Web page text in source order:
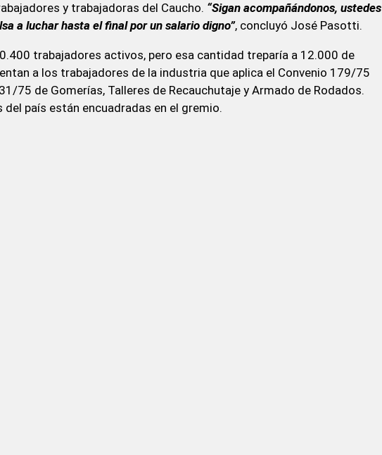
y trabajadoras del Caucho. “Sigan acompañándonos, ustedes
a luchar hasta el final por un salario digno”, concluyó José Pasotti.
trabajadores activos, pero esa cantidad treparía a 12.000 de
a los trabajadores de la industria que aplica el Convenio 179/75
75 de Gomerías, Talleres de Recauchutaje y Armado de Rodados.
país están encuadradas en el gremio.